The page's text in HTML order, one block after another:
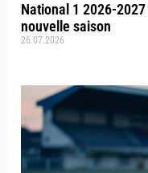
National 1 2026-
nouvelle saison
26.07.2026